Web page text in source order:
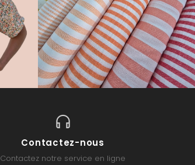
Contactez-nous
Contactez notre service en ligne